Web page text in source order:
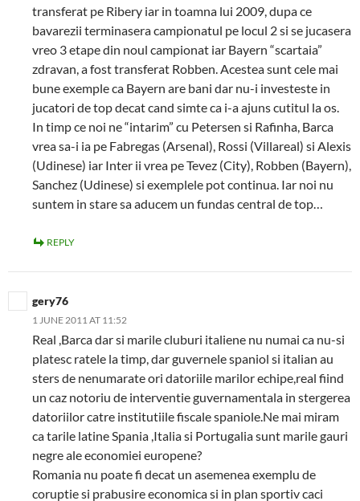
transferat pe Ribery iar in toamna lui 2009, dupa ce
bavarezii terminasera campionatul pe locul 2 si se jucasera
vreo 3 etape din noul campionat iar Bayern “scartaia”
zdravan, a fost transferat Robben. Acestea sunt cele mai
bune exemple ca Bayern are bani dar nu-i investeste in
jucatori de top decat cand simte ca i-a ajuns cutitul la os.
In timp ce noi ne “intarim” cu Petersen si Rafinha, Barca
vrea sa-i ia pe Fabregas (Arsenal), Rossi (Villareal) si Alexis
(Udinese) iar Inter ii vrea pe Tevez (City), Robben (Bayern),
Sanchez (Udinese) si exemplele pot continua. Iar noi nu
suntem in stare sa aducem un fundas central de top…
REPLY
gery76
1 JUNE 2011 AT 11:52
Real ,Barca dar si marile cluburi italiene nu numai ca nu-si
platesc ratele la timp, dar guvernele spaniol si italian au
sters de nenumarate ori datoriile marilor echipe,real fiind
un caz notoriu de interventie guvernamentala in stergerea
datoriilor catre institutiile fiscale spaniole.Ne mai miram
ca tarile latine Spania ,Italia si Portugalia sunt marile gauri
negre ale economiei europene?
Romania nu poate fi decat un asemenea exemplu de
coruptie si prabusire economica si in plan sportiv caci